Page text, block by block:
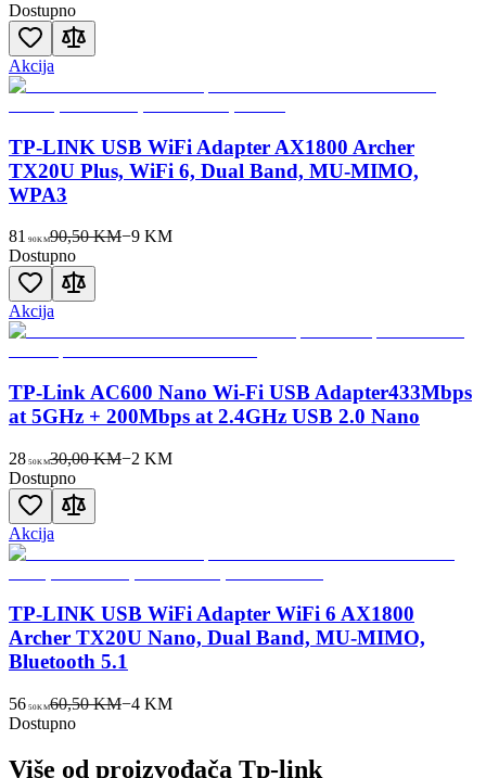
Dostupno
Akcija
TP-LINK USB WiFi Adapter AX1800 Archer
TX20U Plus, WiFi 6, Dual Band, MU-MIMO,
WPA3
81 90KM90,50 KM−9KM
Dostupno
Akcija
TP-Link AC600 Nano Wi-Fi USB Adapter433Mbps
at 5GHz + 200Mbps at 2.4GHz USB 2.0 Nano
28 50KM30,00 KM−2 KM
Dostupno
Akcija
TP-LINK USB WiFi Adapter WiFi 6 AX1800
Archer TX20U Nano, Dual Band, MU-MIMO,
Bluetooth 5.1
56 50KM60,50 KM−4KM
Dostupno
Više od proizvođača Tp-link